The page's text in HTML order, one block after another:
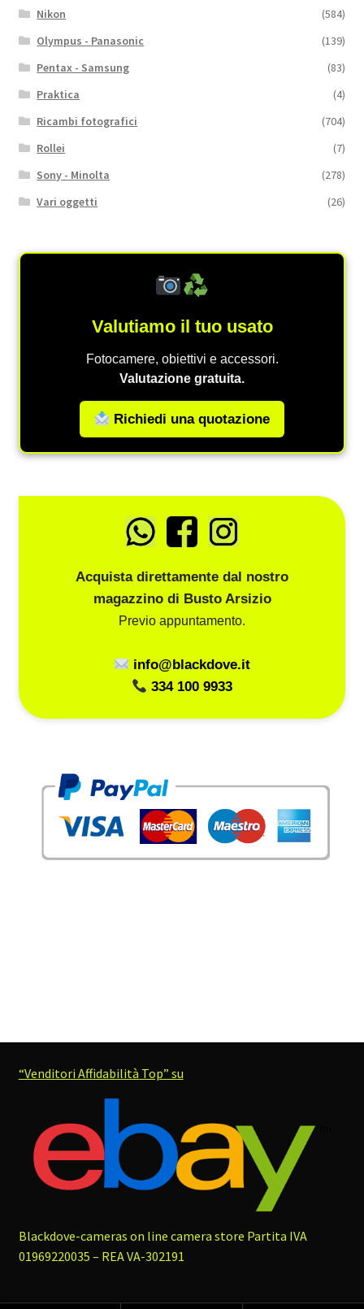
Nikon
(584)
Olympus - Panasonic
(139)
Pentax - Samsung
(83)
Praktica
(4)
Ricambi fotografici
(704)
Rollei
(7)
Sony - Minolta
(278)
Vari oggetti
(26)
Valutiamo il tuo usato
Fotocamere, obiettivi e accessori.
Valutazione gratuita.
Richiedi una quotazione
Acquista direttamente dal nostro
magazzino di Busto Arsizio
Previo appuntamento.
info@blackdove.it
334 100 9933
“Venditori Affidabilità Top” su
Blackdove-cameras on line camera store Partita IVA
01969220035 – REA VA-302191